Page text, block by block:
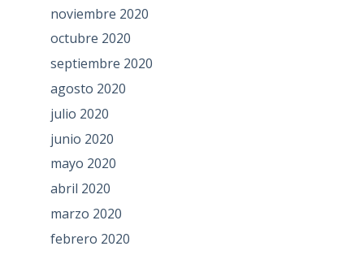
noviembre 2020
octubre 2020
septiembre 2020
agosto 2020
julio 2020
junio 2020
mayo 2020
abril 2020
marzo 2020
febrero 2020